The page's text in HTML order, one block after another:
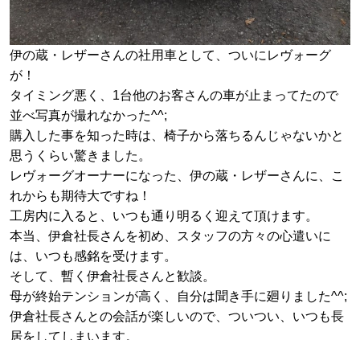
伊の蔵・レザーさんの社用車として、ついにレヴォーグ
が！
タイミング悪く、1台他のお客さんの車が止まってたので
並べ写真が撮れなかった^^;
購入した事を知った時は、椅子から落ちるんじゃないかと
思うくらい驚きました。
レヴォーグオーナーになった、伊の蔵・レザーさんに、こ
れからも期待大ですね！
工房内に入ると、いつも通り明るく迎えて頂けます。
本当、伊倉社長さんを初め、スタッフの方々の心遣いに
は、いつも感銘を受けます。
そして、暫く伊倉社長さんと歓談。
母が終始テンションが高く、自分は聞き手に廻りました^^;
伊倉社長さんとの会話が楽しいので、ついつい、いつも長
居をしてしまいます。